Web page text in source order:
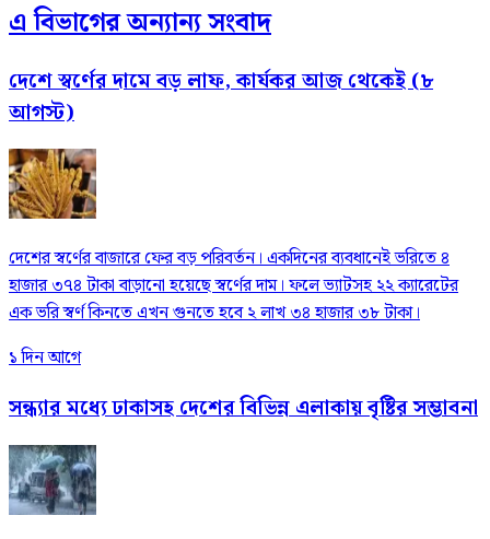
এ বিভাগের অন্যান্য সংবাদ
দেশে স্বর্ণের দামে বড় লাফ, কার্যকর আজ থেকেই (৮
আগস্ট)
দেশের স্বর্ণের বাজারে ফের বড় পরিবর্তন। একদিনের ব্যবধানেই ভরিতে ৪
হাজার ৩৭৪ টাকা বাড়ানো হয়েছে স্বর্ণের দাম। ফলে ভ্যাটসহ ২২ ক্যারেটের
এক ভরি স্বর্ণ কিনতে এখন গুনতে হবে ২ লাখ ৩৪ হাজার ৩৮ টাকা।
১ দিন আগে
সন্ধ্যার মধ্যে ঢাকাসহ দেশের বিভিন্ন এলাকায় বৃষ্টির সম্ভাবনা